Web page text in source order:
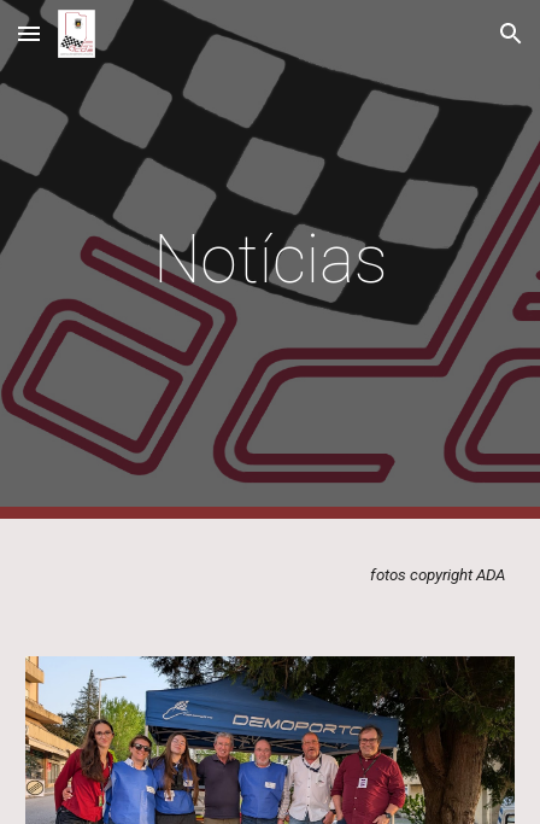
Skip to main content Skip to navigation
Notícias
fotos copyright ADA